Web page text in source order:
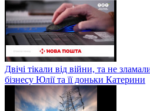
Двічі тікали від війни, та не
бізнесу Юлії та її доньки Катерини